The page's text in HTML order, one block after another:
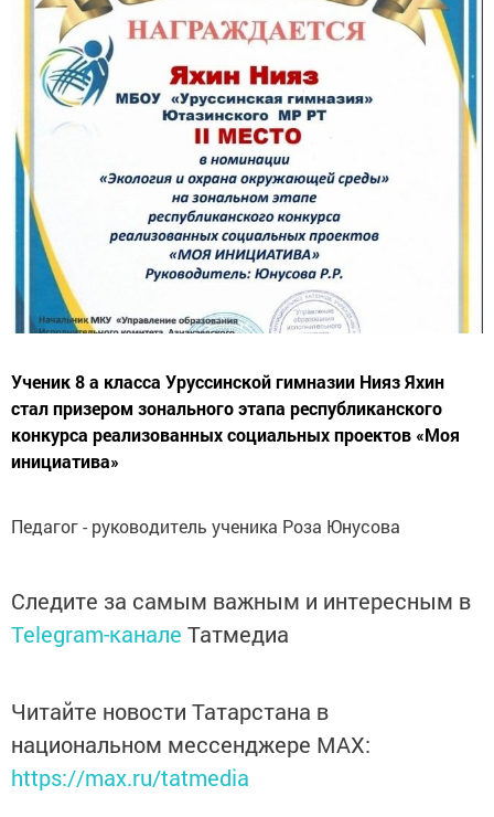
Ученик 8 а класса Уруссинской гимназии Нияз Яхин
стал призером зонального этапа республиканского
конкурса реализованных социальных проектов «Моя
инициатива»
Педагог - руководитель ученика Роза Юнусова
Следите за самым важным и интересным в
Telegram-канале Татмедиа
Читайте новости Татарстана в
национальном мессенджере MАХ:
https://max.ru/tatmedia